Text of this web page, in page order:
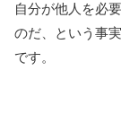
自分が他人を必
のだ、という事
です。